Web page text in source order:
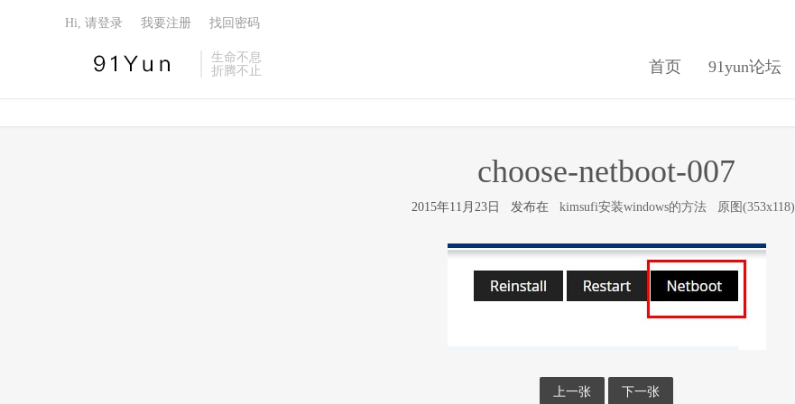
生命不息
折腾不止
首页 91yun论坛
Hi, 请登录 我要注册 找回密码
choose-netboot-007
2015年11月23日 发布在 kimsufi安装windows的方法 原图(353x118)
上一张 下一张